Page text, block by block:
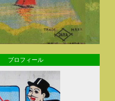
プロフィール